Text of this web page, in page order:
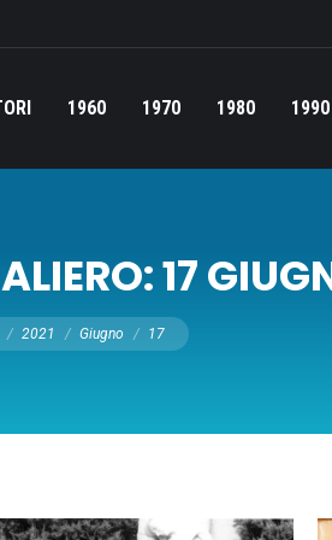
1960 1970 1980 1990
17
2021 Giugno 17